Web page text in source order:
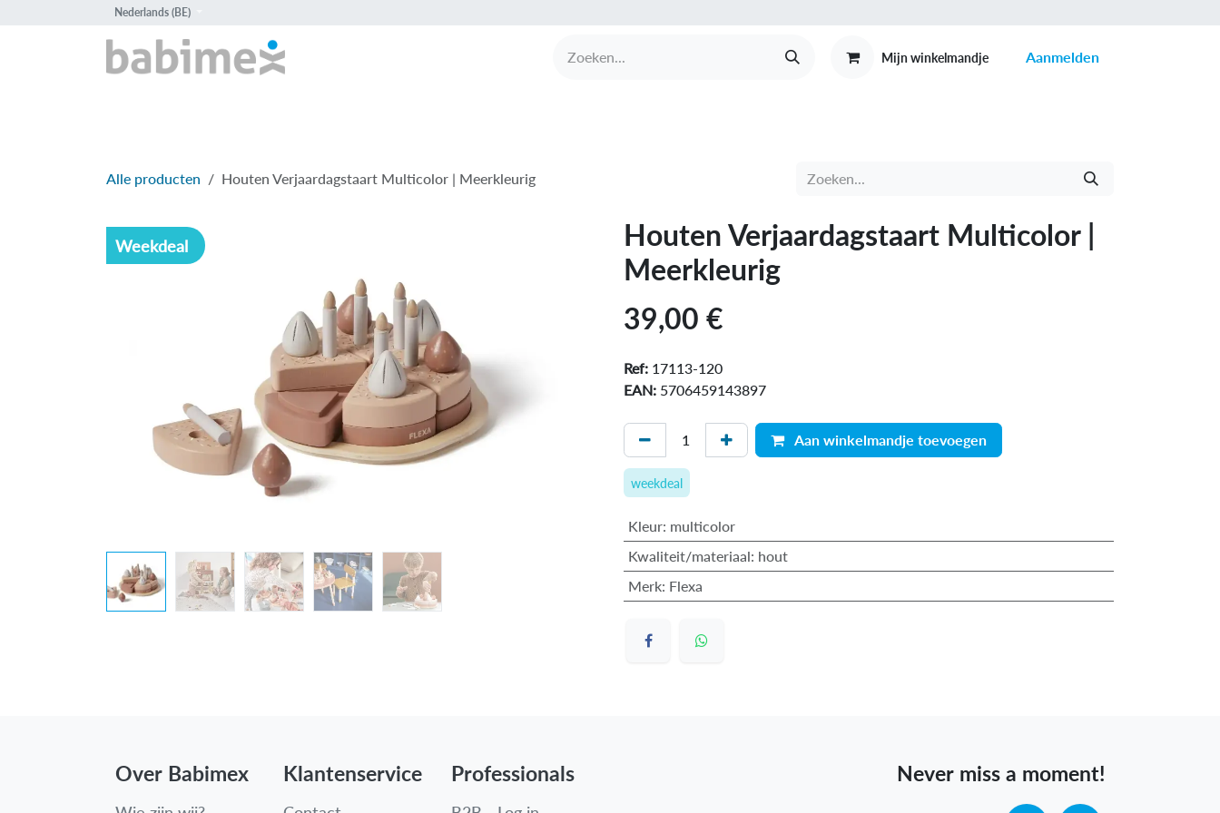
Overslaan naar inhoudNederlands (BE)
Mijn winkelmandje Aanmelden
Alle producten Houten Verjaardagstaart Multicolor | Meerkleurig
Weekdeal
Houten Verjaardagstaart Multicolor |
Meerkleurig
39,00 €
Ref: 17113-120
EAN: 5706459143897
Aan winkelmandje toevoegen
weekdeal
Kleur: multicolor
Kwaliteit/materiaal: hout
Merk: Flexa
Over Babimex Never miss a moment!
Klantenservice Professionals